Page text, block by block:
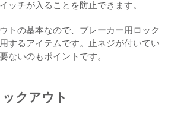
ッチが入ることを防止できます。
トの基本なので、ブレーカー用ロック
するアイテムです。止ネジが付いてい
ないのもポイントです。
クアウト